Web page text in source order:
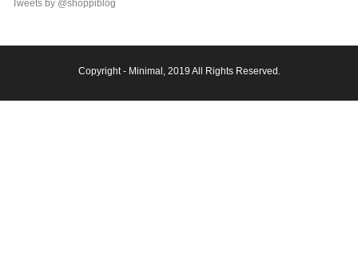
Tweets by @shoppiblog
Copyright - Minimal , 2019 All Rights Reserved.